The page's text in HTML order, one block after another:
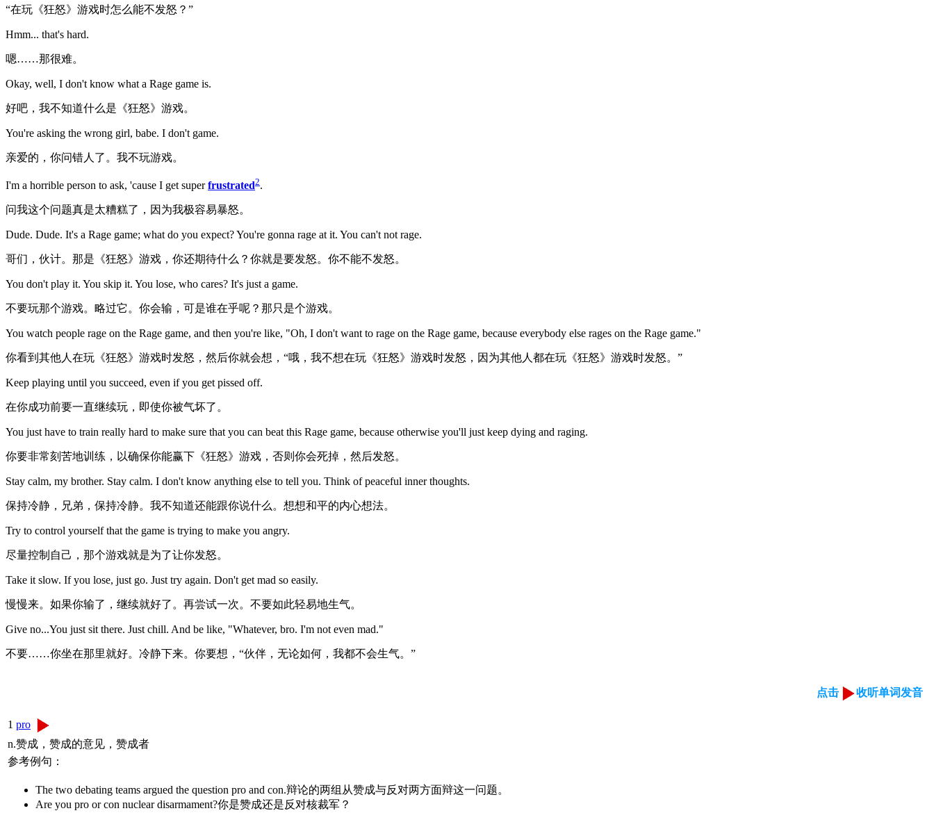
“在玩《狂怒》游戏时怎么能不发怒？”
Hmm... that's hard.
嗯……那很难。
Okay, well, I don't know what a Rage game is.
好吧，我不知道什么是《狂怒》游戏。
You're asking the wrong girl, babe. I don't game.
亲爱的，你问错人了。我不玩游戏。
I'm a horrible person to ask, 'cause I get superfrustrated2.
问我这个问题真是太糟糕了，因为我极容易暴怒。
Dude. Dude. It's a Rage game; what do you expect? You're gonna rage at it. You can't not rage.
哥们，伙计。那是《狂怒》游戏，你还期待什么？你就是要发怒。你不能不发怒。
You don't play it. You skip it. You lose, who cares? It's just a game.
不要玩那个游戏。略过它。你会输，可是谁在乎呢？那只是个游戏。
You watch people rage on the Rage game, and then you're like, "Oh, I don't want to rage on the Rage game, because everybody else rages on the Rage game."
你看到其他人在玩《狂怒》游戏时发怒，然后你就会想，“哦，我不想在玩《狂怒》游戏时发怒，因为其他人都在玩《狂怒》游戏时发怒。”
Keep playing until you succeed, even if you get pissed off.
在你成功前要一直继续玩，即使你被气坏了。
You just have to train really hard to make sure that you can beat this Rage game, because otherwise you'll just keep dying and raging.
你要非常刻苦地训练，以确保你能赢下《狂怒》游戏，否则你会死掉，然后发怒。
Stay calm, my brother. Stay calm. I don't know anything else to tell you. Think of peaceful inner thoughts.
保持冷静，兄弟，保持冷静。我不知道还能跟你说什么。想想和平的内心想法。
Try to control yourself that the game is trying to make you angry.
尽量控制自己，那个游戏就是为了让你发怒。
Take it slow. If you lose, just go. Just try again. Don't get mad so easily.
慢慢来。如果你输了，继续就好了。再尝试一次。不要如此轻易地生气。
Give no...You just sit there. Just chill. And be like, "Whatever, bro. I'm not even mad."
不要……你坐在那里就好。冷静下来。你要想，“伙伴，无论如何，我都不会生气。”
点击 收听单词发音
1 pro
n.赞成，赞成的意见，赞成者
参考例句：
The two debating teams argued the question pro and con.辩论的两组从赞成与反对两方面辩这一问题。
Are you pro or con nuclear disarmament?你是赞成还是反对核裁军？